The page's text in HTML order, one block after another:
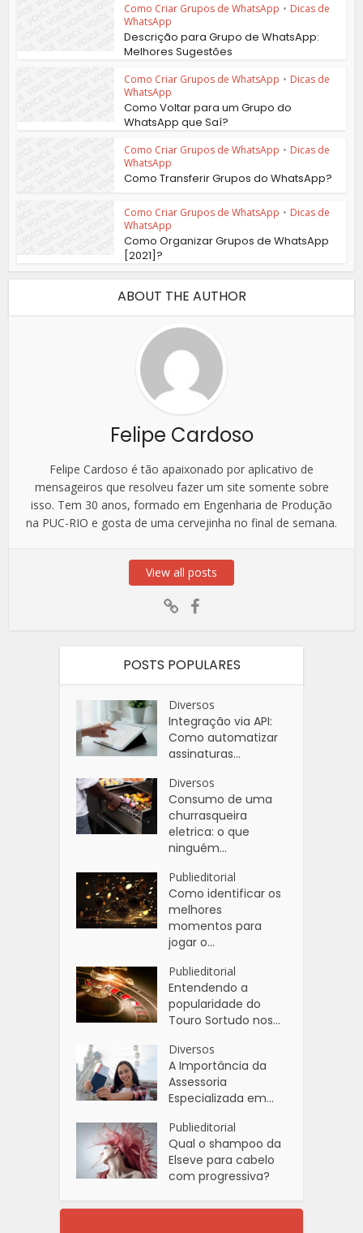
Como Criar Grupos de WhatsApp • Dicas de
WhatsApp
Descrição para Grupo de WhatsApp:
Melhores Sugestões
Como Criar Grupos de WhatsApp • Dicas de
WhatsApp
Como Voltar para um Grupo do
WhatsApp que Saí?
Como Criar Grupos de WhatsApp • Dicas de
WhatsApp
Como Transferir Grupos do WhatsApp?
Como Criar Grupos de WhatsApp • Dicas de
WhatsApp
Como Organizar Grupos de WhatsApp
[2021]?
ABOUT THE AUTHOR
Felipe Cardoso
Felipe Cardoso é tão apaixonado por aplicativo de
mensageiros que resolveu fazer um site somente sobre
isso. Tem 30 anos, formado em Engenharia de Produção
na PUC-RIO e gosta de uma cervejinha no final de semana.
View all posts
POSTS POPULARES
Diversos
Integração via API:
Como automatizar
assinaturas...
Diversos
Consumo de uma
churrasqueira
eletrica: o que
ninguém...
Publieditorial
Como identificar os
melhores
momentos para
jogar o...
Publieditorial
Entendendo a
popularidade do
Touro Sortudo nos...
Diversos
A Importância da
Assessoria
Especializada em...
Publieditorial
Qual o shampoo da
Elseve para cabelo
com progressiva?